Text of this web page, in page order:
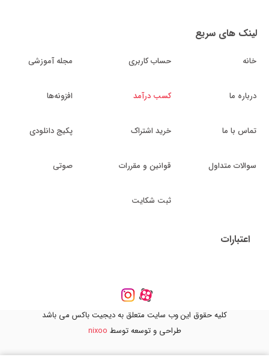
لینک های سریع
خانه
درباره ما
تماس با ما
سوالات متداول
حساب کاربری
کسب درآمد
خرید اشتراک
قوانین و مقررات
ثبت شکایت
مجله آموزشی
افزونه‌ها
پکیج دانلودی
صوتی
اعتبارات
کلیه حقوق این وب سایت متعلق به دیجیت باکس می باشد
طراحی و توسعه توسط nixoo